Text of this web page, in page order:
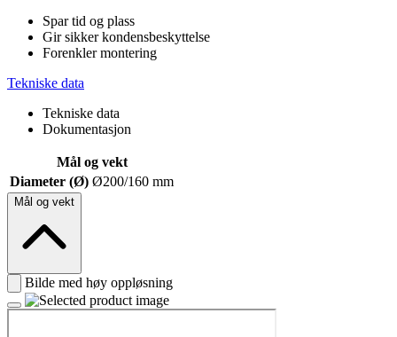
Spar tid og plass
Gir sikker kondensbeskyttelse
Forenkler montering
Tekniske data
Tekniske data
Dokumentasjon
Mål og vekt
Diameter (Ø) Ø200/160 mm
Mål og vekt
Bilde med høy oppløsning